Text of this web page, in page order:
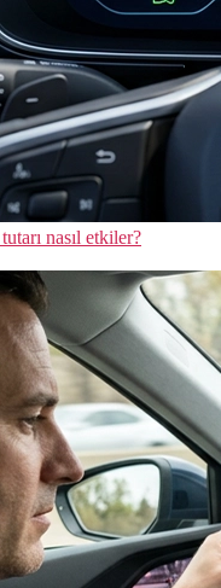
nasıl etkiler?